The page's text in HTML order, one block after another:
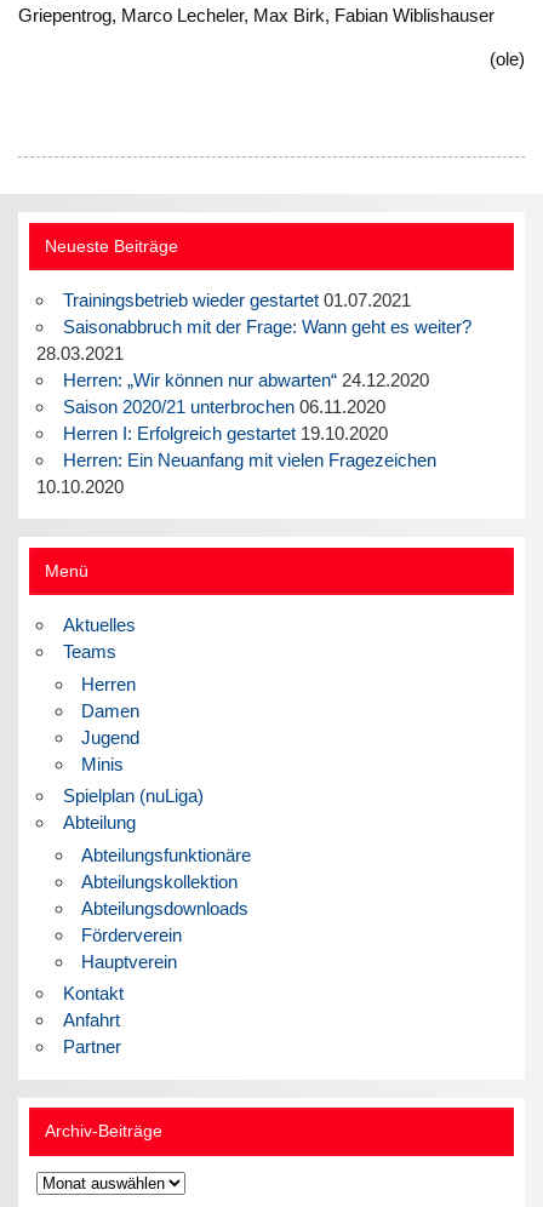
Griepentrog, Marco Lecheler, Max Birk, Fabian Wiblishauser
(ole)
Neueste Beiträge
Trainingsbetrieb wieder gestartet 01.07.2021
Saisonabbruch mit der Frage: Wann geht es weiter?
28.03.2021
Herren: „Wir können nur abwarten“ 24.12.2020
Saison 2020/21 unterbrochen 06.11.2020
Herren I: Erfolgreich gestartet 19.10.2020
Herren: Ein Neuanfang mit vielen Fragezeichen
10.10.2020
Menü
Aktuelles
Teams
Herren
Damen
Jugend
Minis
Spielplan (nuLiga)
Abteilung
Abteilungsfunktionäre
Abteilungskollektion
Abteilungsdownloads
Förderverein
Hauptverein
Kontakt
Anfahrt
Partner
Archiv-Beiträge
Archiv-
Beiträge